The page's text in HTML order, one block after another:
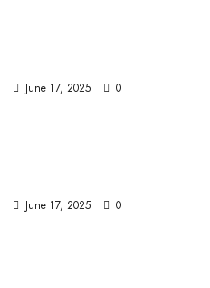
June 17, 2025 0
June 17, 2025 0